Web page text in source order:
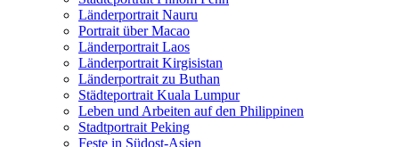
Länderportrait Nauru
Portrait über Macao
Länderportrait Laos
Länderportrait Kirgisistan
Länderportrait zu Buthan
Städteportrait Kuala Lumpur
Leben und Arbeiten auf den Philippinen
Stadtportrait Peking
Feste in Südost-Asien